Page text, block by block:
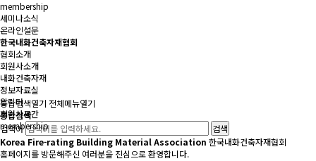
membership
세미나소식
온라인설문
한국내화건축자재협회
협회소개
회원사소개
내화건축자재
정보자료실
알림터
회원사공간
membership
통합검색열기 전체메뉴열기
통합검색
검색어
Korea Fire-rating Building Material Association 한국내화건축자재협회
홈페이지를 방문해주신 여러분을 진심으로 환영합니다.